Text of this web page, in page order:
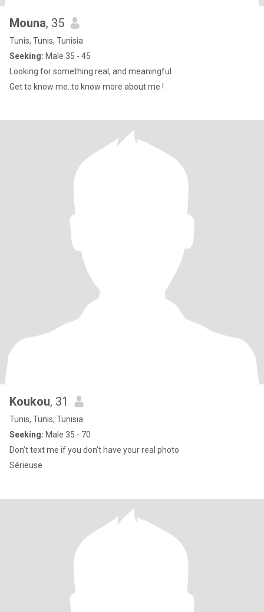
Mouna, 35
Tunis, Tunis, Tunisia
Seeking: Male 35 - 45
Looking for something real, and meaningful
Get to know me..to know more about me !
Koukou, 31
Tunis, Tunis, Tunisia
Seeking: Male 35 - 70
Don’t text me if you don’t have your real photo
Sérieuse